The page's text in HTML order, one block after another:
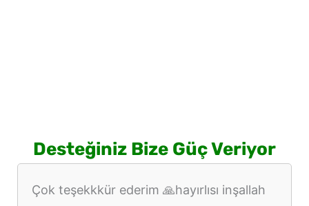
Desteğiniz Bize Güç Veriyor
Çok teşekkkür ederim 🙏hayırlısı inşallah